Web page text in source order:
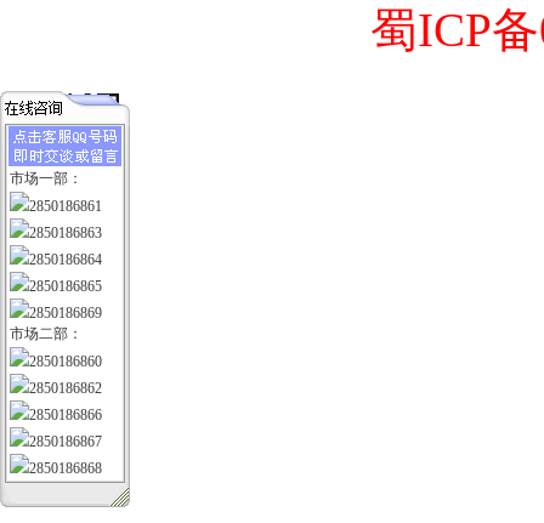
蜀ICP
市场一部：
2850186861
2850186863
2850186864
2850186865
2850186869
市场二部：
2850186860
2850186862
2850186866
2850186867
2850186868